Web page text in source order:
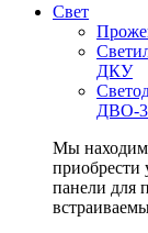
Свет
ДКУ
ДВО-
Мы
приобрести
панели для